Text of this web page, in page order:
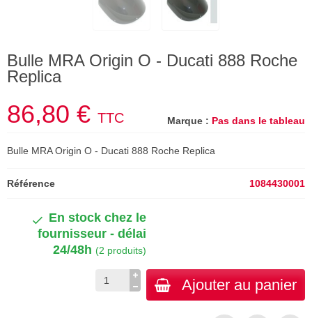
Bulle MRA Origin O - Ducati 888 Roche
Replica
Marque : Pas dans le tableau
86,80 € TTC
Bulle MRA Origin O - Ducati 888 Roche Replica
Référence 1084430001
En stock chez le
fournisseur - délai
24/48h (2 produits)
Ajouter au panier